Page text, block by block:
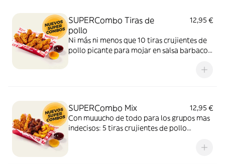
SUPERCombo Tiras de
pollo
12,95 €
Ni más ni menos que 10 tiras crujientes de
pollo picante para mojar en salsa barbacoa
de solomillos de pollo, tiernos y sabrosos,
SUPERCombo Mix
12,95 €
Con muuucho de todo para los grupos mas
indecisos: 5 tiras crujientes de pollo
acompañadas con salsa barbacoa y miel y